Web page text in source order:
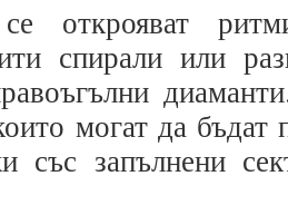
открояват
спирали или
могат да бъдат
със запълнени